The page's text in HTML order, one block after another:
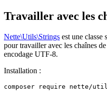
Travailler avec les
Nette\Utils\Strings est une classe
pour travailler avec les chaînes
encodage UTF-8.
Installation :